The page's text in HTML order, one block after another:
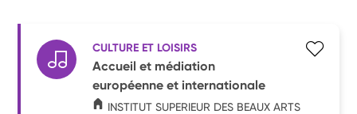
CULTURE ET LOISIRS
Accueil et médiation
européenne et internationale
INSTITUT SUPERIEUR DES BEAUX ARTS